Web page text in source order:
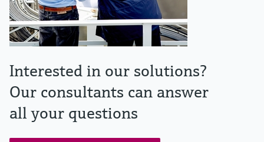
Interested in our solutions?
Our consultants can answer
all your questions